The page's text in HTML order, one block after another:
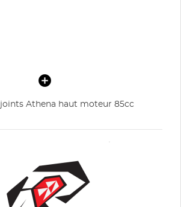
Athena haut moteur 85cc